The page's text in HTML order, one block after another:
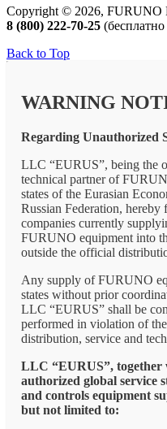
Copyright © 2026, FURUNO
8 (800) 222-70-25
Back to Top
WARNING
Regarding Unauthorized
LLC “EURUS”, being the
technical partner of
states of the Eurasian
Russian Federation,
companies currently
FURUNO equipment into
outside the official
Any supply of FURUNO
states without prior
LLC “EURUS” shall be
performed in violation of
distribution, service and
LLC “EURUS”,
authorized global service
and controls equipment
but not limited to: